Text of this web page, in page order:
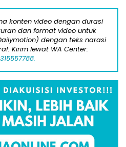
konten video dengan durasi
dan format video untuk
dengan teks narasi
Kirim lewat WA Center: